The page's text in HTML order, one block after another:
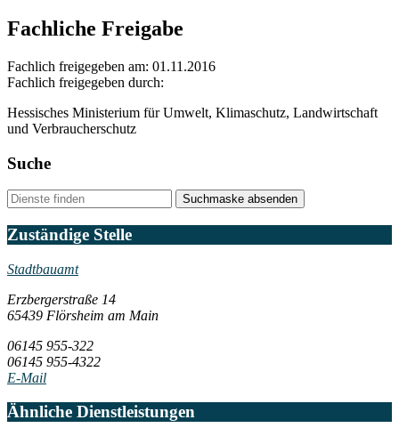
Fachliche Freigabe
Fachlich freigegeben am: 01.11.2016
Fachlich freigegeben durch:
Hessisches Ministerium für Umwelt, Klimaschutz, Landwirtschaft
und Verbraucherschutz
Suche
Suchmaske absenden
Zuständige Stelle
Stadtbauamt
Erzbergerstraße 14
65439 Flörsheim am Main
06145 955-322
06145 955-4322
E-Mail
Ähnliche Dienstleistungen